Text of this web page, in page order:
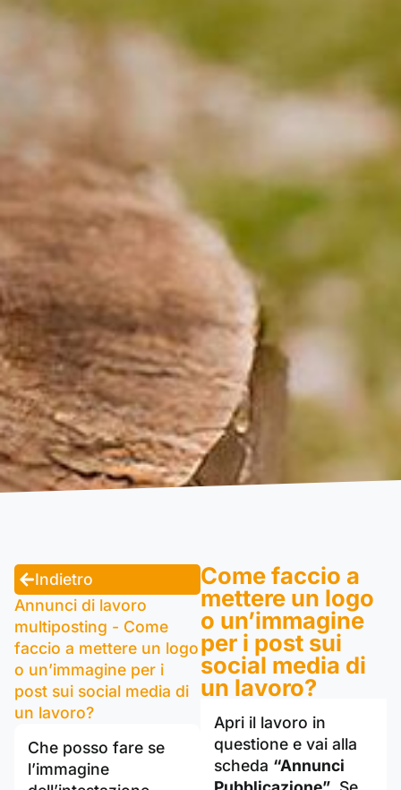
Indietro
Annunci di lavoro
multiposting - Come
faccio a mettere un logo
o un’immagine per i
post sui social media di
un lavoro?
Che posso fare se
l’immagine
Come faccio a
mettere un logo
o un’immagine
per i post sui
social media di
un lavoro?
Apri il lavoro in
questione e vai alla
scheda “Annunci